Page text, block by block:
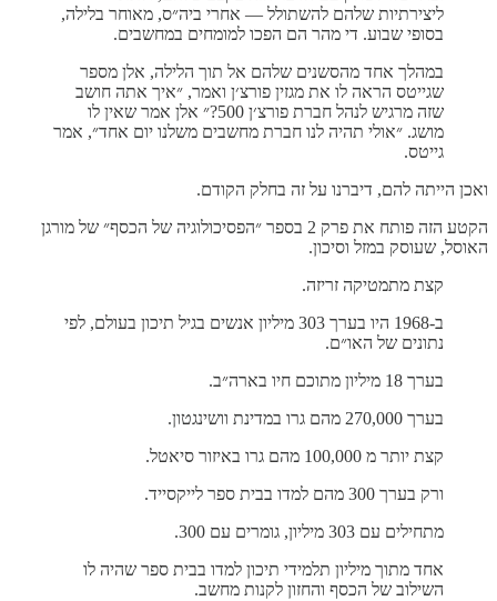
ליצירתיות שלהם להשתולל — אחרי ביה״ס, מאוחר בלילה,
בסופי שבוע. די מהר הם הפכו למומחים במחשבים.
במהלך אחד מהסשנים שלהם אל תוך הלילה, אלן מספר
שגייטס הראה לו את מגזין פורצ׳ן ואמר, ״איך אתה חושב
שזה מרגיש לנהל חברת פורצ׳ן 500?״ אלן אמר שאין לו
מושג. ״אולי תהיה לנו חברת מחשבים משלנו יום אחד״, אמר
גייטס.
ואכן הייתה להם, דיברנו על זה בחלק הקודם.
הקטע הזה פותח את פרק 2 בספר ״הפסיכולוגיה של הכסף״ של מורגן
האוסל, שעוסק במזל וסיכון.
קצת מתמטיקה זריזה.
ב-1968 היו בערך 303 מיליון אנשים בגיל תיכון בעולם, לפי
נתונים של האו״ם.
בערך 18 מיליון מתוכם חיו בארה״ב.
בערך 270,000 מהם גרו במדינת וושינגטון.
קצת יותר מ 100,000 מהם גרו באיזור סיאטל.
ורק בערך 300 מהם למדו בבית ספר לייקסייד.
מתחילים עם 303 מיליון, גומרים עם 300.
אחד מתוך מיליון תלמידי תיכון למדו בבית ספר שהיה לו
השילוב של הכסף והחזון לקנות מחשב.